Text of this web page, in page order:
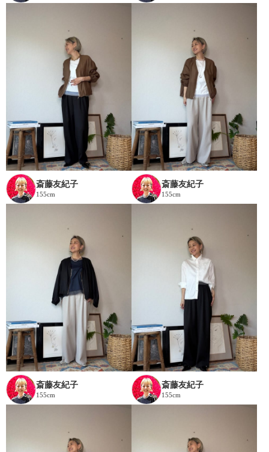
斎藤友紀子
155cm
斎藤友紀子
155cm
斎藤友紀子
155cm
斎藤友紀子
155cm